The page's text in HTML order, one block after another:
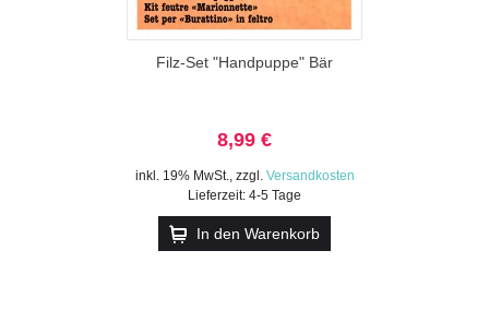
Filz-Set "Handpuppe" Bär
8,99 €
inkl. 19% MwSt., zzgl. Versandkosten
Lieferzeit: 4-5 Tage
In den Warenkorb